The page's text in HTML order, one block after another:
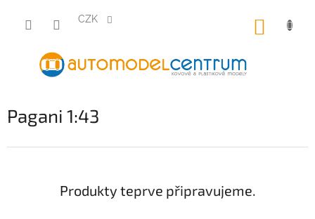
obsah
CZK
Pagani 1:43
Produkty teprve připravujeme.